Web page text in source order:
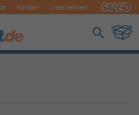
Kontakt Unternehmen